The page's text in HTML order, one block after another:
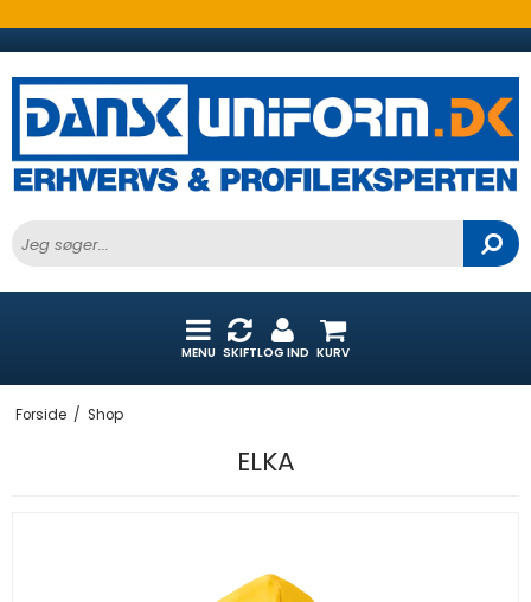
MENU SKIFTLOG IND KURV
Forside / Shop
ELKA